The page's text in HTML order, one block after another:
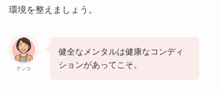
環境を整えましょう。
テンコ
健全なメンタルは健康なコンディ
ションがあってこそ。